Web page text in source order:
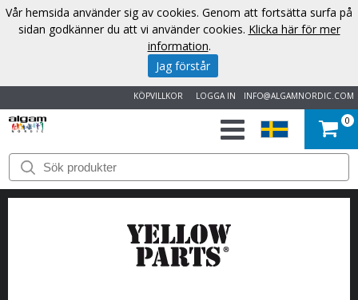
INFO@ALGAMNORDIC.COM
LOGGA IN
KÖPVILLKOR
START
VARUMÄRKEN
0
Vår hemsida använder sig av cookies. Genom att fortsätta surfa på
sidan godkänner du att vi använder cookies. Klicka här för mer
information.
Jag förstår